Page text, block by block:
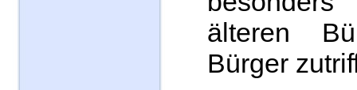
älteren
Bürger